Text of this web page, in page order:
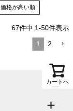
価格が高い順
67件中 1-50件表示
1 2
カートへ